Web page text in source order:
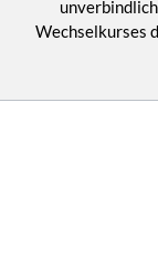
Wechselkurses